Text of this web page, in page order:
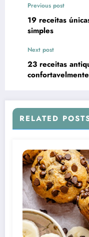
Previous post
19 receitas
simples
Next post
23 receitas
RELATED